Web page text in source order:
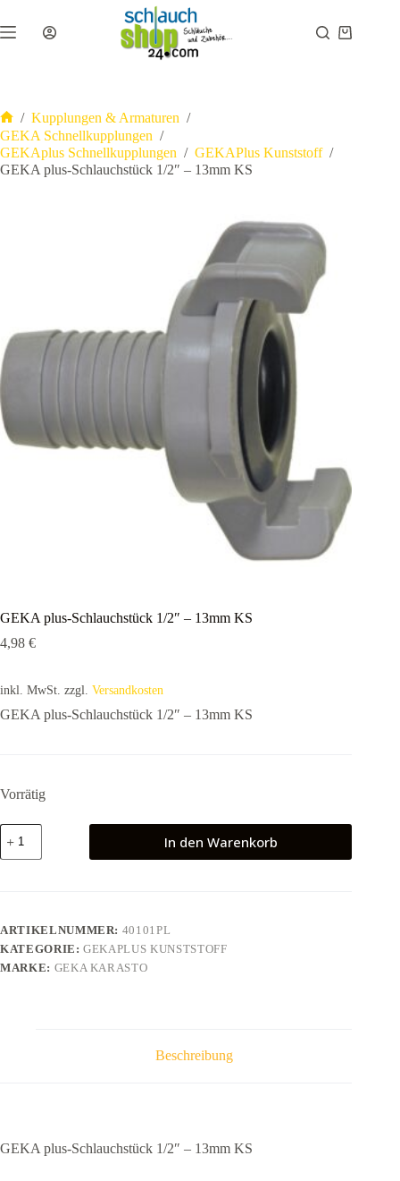
Inhalt
springen
Warenkorb
Start
/ Kupplungen & Armaturen /
GEKA Schnellkupplungen /
GEKAplus Schnellkupplungen / GEKAPlus Kunststoff /
GEKA plus-Schlauchstück 1/2″ – 13mm KS
GEKA plus-Schlauchstück 1/2″ – 13mm KS
4,98 €
inkl. MwSt. zzgl. Versandkosten
GEKA plus-Schlauchstück 1/2″ – 13mm KS
Vorrätig
GEKA
plus-
Schlauchstück
Menge
In den Warenkorb
ARTIKELNUMMER: 40101PL
KATEGORIE:GEKAPLUS KUNSTSTOFF
MARKE: GEKA KARASTO
Beschreibung
GEKA plus-Schlauchstück 1/2″ – 13mm KS